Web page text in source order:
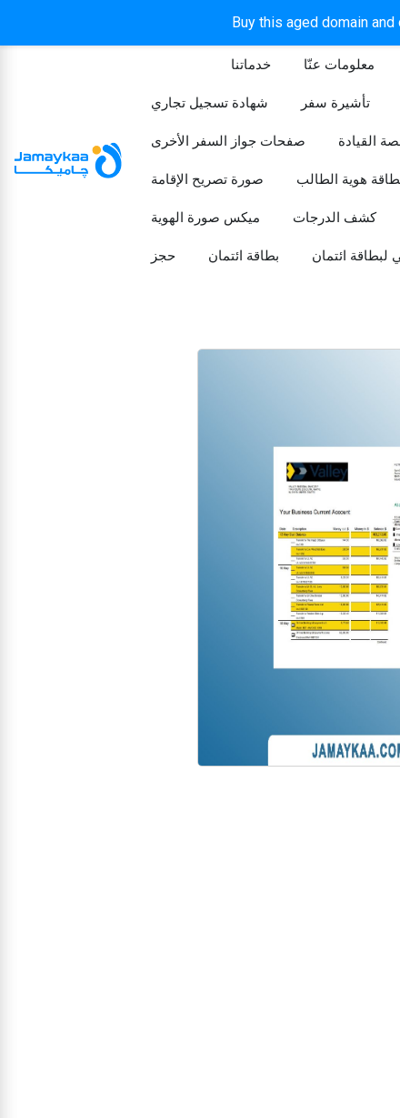
Buy this aged domain
خدماتنا معلومات عنّا
شهادة تسجيل تجاري تأشيرة سفر
صفحات جواز السفر الأخرى القيادة
صورة تصريح الإقامة هوية الطالب
ميكس صورة الهوية كشف الدرجات
حجز بطاقة ائتمان لبطاقة ائتمان